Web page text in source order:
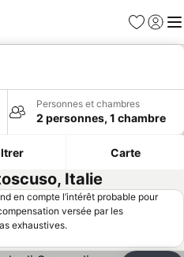
Favoris
Se
Personnes et chambres
2 personnes, 1 chambre
Carte
Italie
en compte l’intérêt probable pour
versée par les
exhaustives.